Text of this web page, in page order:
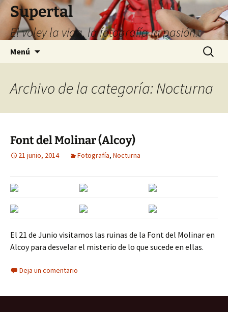
Supertal
El voley la vida, la fotografía la pasión.
Menú Buscar:
Archivo de la categoría: Nocturna
Font del Molinar (Alcoy)
21 junio, 2014 Fotografía, Nocturna
El 21 de Junio visitamos las ruinas de la Font del Molinar en
Alcoy para desvelar el misterio de lo que sucede en ellas.
Deja un comentario